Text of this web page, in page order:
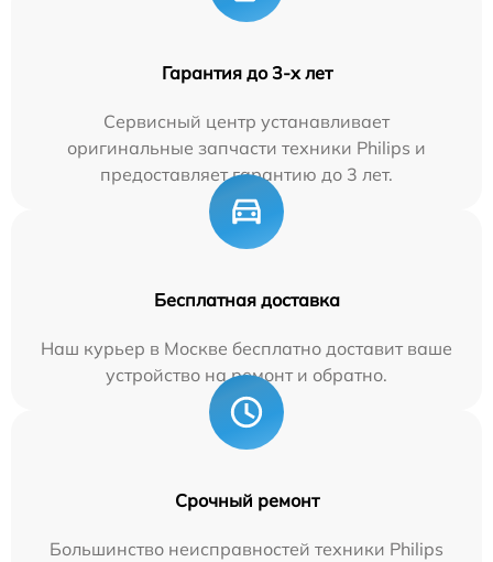
Гарантия до 3-х лет
Сервисный центр устанавливает
оригинальные запчасти техники Philips и
предоставляет гарантию до 3 лет.
Бесплатная доставка
Наш курьер в Москве бесплатно доставит ваше
устройство на ремонт и обратно.
Срочный ремонт
Большинство неисправностей техники Philips